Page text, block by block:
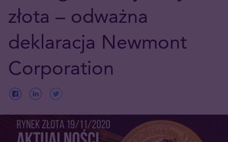
złota – odważna
deklaracja Newmont
Corporation